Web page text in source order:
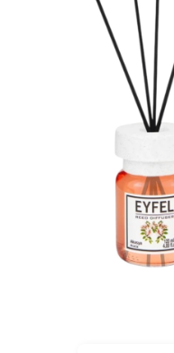
Masca & Gel de par
Servetele Umede & Uscate